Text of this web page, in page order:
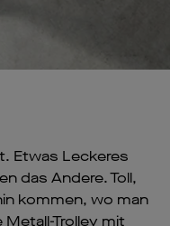
Etwas Leckeres
das Andere. Toll,
kommen, wo man
Trolley mit